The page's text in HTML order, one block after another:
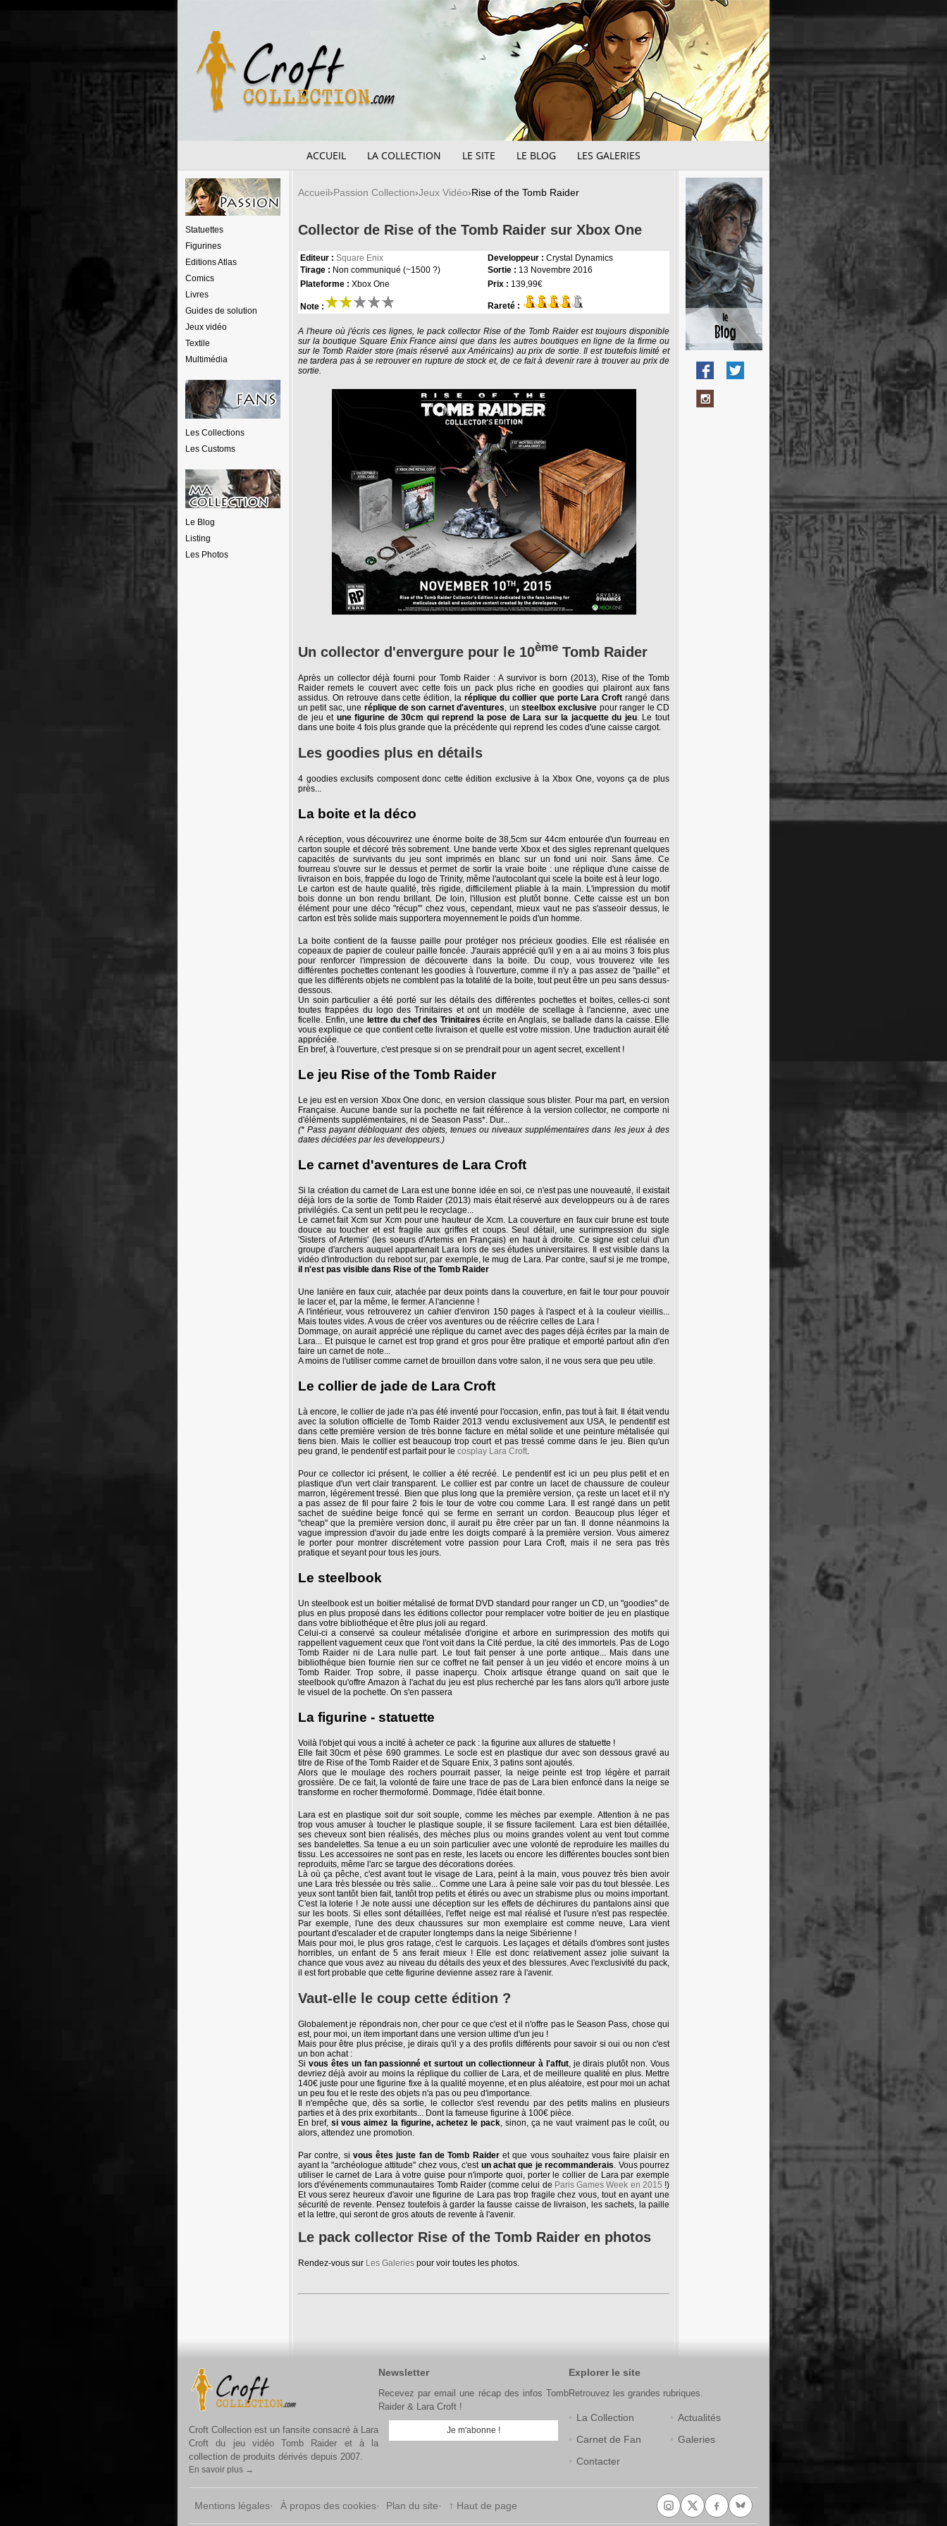
ACCUEIL LA COLLECTION LE SITE LE BLOG LES GALERIES
Statuettes
Figurines
Editions Atlas
Comics
Livres
Guides de solution
Jeux vidéo
Textile
Multimédia
Les Collections
Les Customs
Le Blog
Listing
Les Photos
Accueil Passion Collection Jeux Vidéo Rise of the Tomb Raider
Collector de Rise of the Tomb Raider sur Xbox One
Editeur : Square Enix Developpeur : Crystal Dynamics
Tirage : Non communiqué (~1500 ?) Sortie : 13 Novembre 2016
Plateforme : Xbox One Prix : 139,99€
Note : Rareté :
A l'heure où j'écris ces lignes, le pack collector Rise of the Tomb Raider est toujours disponible
sur la boutique Square Enix France ainsi que dans les autres boutiques en ligne de la firme ou
sur le Tomb Raider store (mais réservé aux Américains) au prix de sortie. Il est toutefois limité et
ne tardera pas à se retrouver en rupture de stock et, de ce fait à devenir rare à trouver au prix de
sortie.
Un collector d'envergure pour le 10ème Tomb Raider
Après un collector déjà fourni pour Tomb Raider : A survivor is born (2013), Rise of the Tomb
Raider remets le couvert avec cette fois un pack plus riche en goodies qui plairont aux fans
assidus. On retrouve dans cette édition, laréplique du collier que porte Lara Croft rangé dans
un petit sac, une réplique de son carnet d'aventures , unsteelbox exclusive pour ranger le CD
de jeu et une figurine de 30cm qui reprend la pose de Lara sur la jacquette du jeu. Le tout
dans une boite 4 fois plus grande que la précédente qui reprend les codes d'une caisse cargot.
Les goodies plus en détails
4 goodies exclusifs composent donc cette édition exclusive à la Xbox One, voyons ça de plus
près...
La boite et la déco
A réception, vous découvrirez une énorme boite de 38,5cm sur 44cm entourée d'un fourreau en
carton souple et décoré très sobrement. Une bande verte Xbox et des sigles reprenant quelques
capacités de survivants du jeu sont imprimés en blanc sur un fond uni noir. Sans âme. Ce
fourreau s'ouvre sur le dessus et permet de sortir la vraie boite : une réplique d'une caisse de
livraison en bois, frappée du logo de Trinity, même l'autocolant qui scele la boite est à leur logo.
Le carton est de haute qualité, très rigide, difficilement pliable à la main. L'impression du motif
bois donne un bon rendu brillant. De loin, l'illusion est plutôt bonne. Cette caisse est un bon
élément pour une déco "récup'" chez vous, cependant, mieux vaut ne pas s'asseoir dessus, le
carton est très solide mais supportera moyennement le poids d'un homme.
La boite contient de la fausse paille pour protéger nos précieux goodies. Elle est réalisée en
copeaux de papier de couleur paille foncée. J'aurais apprécié qu'il y en a ai au moins 3 fois plus
pour renforcer l'impression de découverte dans la boite. Du coup, vous trouverez vite les
différentes pochettes contenant les goodies à l'ouverture, comme il n'y a pas assez de "paille" et
que les différents objets ne comblent pas la totalité de la boite, tout peut être un peu sans dessus-
dessous.
Un soin particulier a été porté sur les détails des différentes pochettes et boites, celles-ci sont
toutes frappées du logo des Trinitaires et ont un modèle de scellage à l'ancienne, avec une
ficelle. Enfin, une lettre du chef des Trinitaires écrite en Anglais, se ballade dans la caisse. Elle
vous explique ce que contient cette livraison et quelle est votre mission. Une traduction aurait été
appréciée.
En bref, à l'ouverture, c'est presque si on se prendrait pour un agent secret, excellent !
Le jeu Rise of the Tomb Raider
Le jeu est en version Xbox One donc, en version classique sous blister. Pour ma part, en version
Française. Aucune bande sur la pochette ne fait référence à la version collector, ne comporte ni
d'éléments supplémentaires, ni de Season Pass*. Dur...
(* Pass payant débloquant des objets, tenues ou niveaux supplémentaires dans les jeux à des
dates décidées par les developpeurs.)
Le carnet d'aventures de Lara Croft
Si la création du carnet de Lara est une bonne idée en soi, ce n'est pas une nouveauté, il existait
déjà lors de la sortie de Tomb Raider (2013) mais était réservé aux developpeurs ou à de rares
privilégiés. Ca sent un petit peu le recyclage...
Le carnet fait Xcm sur Xcm pour une hauteur de Xcm. La couverture en faux cuir brune est toute
douce au toucher et est fragile aux griffes et coups. Seul détail, une surimpression du sigle
'Sisters of Artemis' (les soeurs d'Artemis en Français) en haut à droite. Ce signe est celui d'un
groupe d'archers auquel appartenait Lara lors de ses études universitaires. Il est visible dans la
vidéo d'introduction du reboot sur, par exemple, le mug de Lara. Par contre, sauf si je me trompe,
il n'est pas visible dans Rise of the Tomb Raider
Une lanière en faux cuir, atachée par deux points dans la couverture, en fait le tour pour pouvoir
le lacer et, par la même, le fermer. A l'ancienne !
A l'intérieur, vous retrouverez un cahier d'environ 150 pages à l'aspect et à la couleur vieillis...
Mais toutes vides. A vous de créer vos aventures ou de réécrire celles de Lara !
Dommage, on aurait apprécié une réplique du carnet avec des pages déjà écrites par la main de
Lara... Et puisque le carnet est trop grand et gros pour être pratique et emporté partout afin d'en
faire un carnet de note...
A moins de l'utiliser comme carnet de brouillon dans votre salon, il ne vous sera que peu utile.
Le collier de jade de Lara Croft
Là encore, le collier de jade n'a pas été inventé pour l'occasion, enfin, pas tout à fait. Il était vendu
avec la solution officielle de Tomb Raider 2013 vendu exclusivement aux USA, le pendentif est
dans cette première version de très bonne facture en métal solide et une peinture métalisée qui
tiens bien. Mais le collier est beaucoup trop court et pas tressé comme dans le jeu. Bien qu'un
peu grand, le pendentif est parfait pour le cosplay Lara Croft
Pour ce collector ici présent, le collier a été recréé. Le pendentif est ici un peu plus petit et en
plastique d'un vert clair transparent. Le collier est par contre un lacet de chaussure de couleur
marron, légérement tressé. Bien que plus long que la première version, ça reste un lacet et il n'y
a pas assez de fil pour faire 2 fois le tour de votre cou comme Lara. Il est rangé dans un petit
sachet de suédine beige foncé qui se ferme en serrant un cordon. Beaucoup plus léger et
"cheap" que la première version donc, il aurait pu être créer par un fan. Il donne néanmoins la
vague impression d'avoir du jade entre les doigts comparé à la première version. Vous aimerez
le porter pour montrer discrétement votre passion pour Lara Croft, mais il ne sera pas très
pratique et seyant pour tous les jours.
Le steelbook
Un steelbook est un boitier métalisé de format DVD standard pour ranger un CD, un "goodies" de
plus en plus proposé dans les éditions collector pour remplacer votre boitier de jeu en plastique
dans votre bibliothéque et être plus joli au regard.
Celui-ci a conservé sa couleur métalisée d'origine et arbore en surimpression des motifs qui
rappellent vaguement ceux que l'ont voit dans la Cité perdue, la cité des immortels. Pas de Logo
Tomb Raider ni de Lara nulle part. Le tout fait penser à une porte antique... Mais dans une
bibliothéque bien fournie rien sur ce coffret ne fait penser à un jeu vidéo et encore moins à un
Tomb Raider. Trop sobre, il passe inaperçu. Choix artisque étrange quand on sait que le
steelbook qu'offre Amazon à l'achat du jeu est plus recherché par les fans alors qu'il arbore juste
le visuel de la pochette. On s'en passera
La figurine - statuette
Voilà l'objet qui vous a incité à acheter ce pack : la figurine aux allures de statuette !
Elle fait 30cm et pèse 690 grammes. Le socle est en plastique dur avec son dessous gravé au
titre de Rise of the Tomb Raider et de Square Enix, 3 patins sont ajoutés.
Alors que le moulage des rochers pourrait passer, la neige peinte est trop légère et parrait
grossière. De ce fait, la volonté de faire une trace de pas de Lara bien enfoncé dans la neige se
transforme en rocher thermoformé. Dommage, l'idée était bonne.
Lara est en plastique soit dur soit souple, comme les mèches par exemple. Attention à ne pas
trop vous amuser à toucher le plastique souple, il se fissure facilement. Lara est bien détaillée,
ses cheveux sont bien réalisés, des mèches plus ou moins grandes volent au vent tout comme
ses bandelettes. Sa tenue a eu un soin particulier avec une volonté de reproduire les mailles du
tissu. Les accessoires ne sont pas en reste, les lacets ou encore les différentes boucles sont bien
reproduits, même l'arc se targue des décorations dorées.
Là où ça pêche, c'est avant tout le visage de Lara, peint à la main, vous pouvez très bien avoir
une Lara très blessée ou très salie... Comme une Lara à peine sale voir pas du tout blessée. Les
yeux sont tantôt bien fait, tantôt trop petits et étirés ou avec un strabisme plus ou moins important.
C'est la loterie ! Je note aussi une déception sur les effets de déchirures du pantalons ainsi que
sur les boots. Si elles sont détaillées, l'effet neige est mal réalisé et l'usure n'est pas respectée.
Par exemple, l'une des deux chaussures sur mon exemplaire est comme neuve, Lara vient
pourtant d'escalader et de craputer longtemps dans la neige Sibérienne !
Mais pour moi, le plus gros ratage, c'est le carquois. Les laçages et détails d'ombres sont justes
horribles, un enfant de 5 ans ferait mieux ! Elle est donc relativement assez jolie suivant la
chance que vous avez au niveau du détails des yeux et des blessures. Avec l'exclusivité du pack,
il est fort probable que cette figurine devienne assez rare à l'avenir.
Vaut-elle le coup cette édition ?
Globalement je répondrais non, cher pour ce que c'est et il n'offre pas le Season Pass, chose qui
est, pour moi, un item important dans une version ultime d'un jeu !
Mais pour être plus précise, je dirais qu'il y a des profils différents pour savoir si oui ou non c'est
un bon achat :
Si vous êtes un fan passionné et surtout un collectionneur à l'affut, je dirais plutôt non. Vous
devriez déjà avoir au moins la réplique du collier de Lara, et de meilleure qualité en plus. Mettre
140€ juste pour une figurine fixe à la qualité moyenne, et en plus aléatoire, est pour moi un achat
un peu fou et le reste des objets n'a pas ou peu d'importance.
Il n'empêche que, dès sa sortie, le collector s'est revendu par des petits malins en plusieurs
parties et à des prix exorbitants... Dont la fameuse figurine à 100€ pièce.
En bref,si vous aimez la figurine, achetez le pack , sinon, ça ne vaut vraiment pas le coût, ou
alors, attendez une promotion.
Par contre, si vous êtes juste fan de Tomb Raideret que vous souhaitez vous faire plaisir en
ayant la "archéologue attitude" chez vous, c'est un achat que je recommanderais . Vous pourrez
utiliser le carnet de Lara à votre guise pour n'importe quoi, porter le collier de Lara par exemple
lors d'événements communautaires Tomb Raider (comme celui de Paris Games Week en 2015 !)
Et vous serez heureux d'avoir une figurine de Lara pas trop fragile chez vous, tout en ayant une
sécurité de revente. Pensez toutefois à garder la fausse caisse de livraison, les sachets, la paille
et la lettre, qui seront de gros atouts de revente à l'avenir.
Le pack collector Rise of the Tomb Raider en photos
Rendez-vous sur Les Galeries pour voir toutes les photos.
Croft Collection est un fansite consacré à Lara
Croft du jeu vidéo Tomb Raider et à la
collection de produits dérivés depuis 2007.
En savoir plus →
Newsletter
Recevez par email une récap des infos Tomb
Raider & Lara Croft !
Je m'abonne !
Explorer le site
Retrouvez les grandes rubriques.
La Collection Actualités
Carnet de Fan Galeries
Contacter
Mentions légales À propos des cookies Plan du site ↑ Haut de page